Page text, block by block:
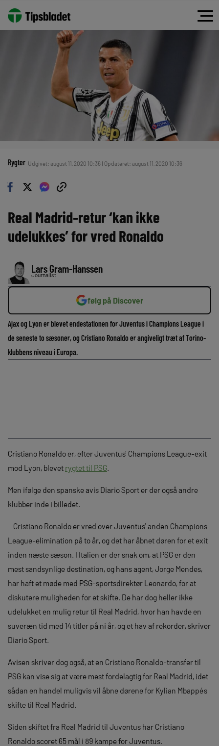
Rygter Udgivet: august 11, 2020 10:36 | Opdateret: august 11, 2020 10:36
Real Madrid-retur ‘kan ikke
udelukkes’ for vred Ronaldo
Lars Gram-Hanssen
Journalist
følg på Discover
Ajax og Lyon er blevet endestationen for Juventus i Champions League i
de seneste to sæsoner, og Cristiano Ronaldo er angiveligt træt af Torino-
klubbens niveau i Europa.
Cristiano Ronaldo er, efter Juventus’ Champions League-exit
mod Lyon, blevet rygtet til PSG.
Men ifølge den spanske avis Diario Sport er der også andre
klubber inde i billedet.
– Cristiano Ronaldo er vred over Juventus’ anden Champions
League-elimination på to år, og det har åbnet døren for et exit
inden næste sæson. I Italien er der snak om, at PSG er den
mest sandsynlige destination, og hans agent, Jorge Mendes,
har haft et møde med PSG-sportsdirektør Leonardo, for at
diskutere muligheden for et skifte. De har dog heller ikke
udelukket en mulig retur til Real Madrid, hvor han havde en
suveræn tid med 14 titler på ni år, og et hav af rekorder, skriver
Diario Sport.
Avisen skriver dog også, at en Cristiano Ronaldo-transfer til
PSG kan vise sig at være mest fordelagtig for Real Madrid, idet
sådan en handel muligvis vil åbne dørene for Kylian Mbappés
skifte til Real Madrid.
Siden skiftet fra Real Madrid til Juventus har Cristiano
Ronaldo scoret 65 mål i 89 kampe for Juventus.